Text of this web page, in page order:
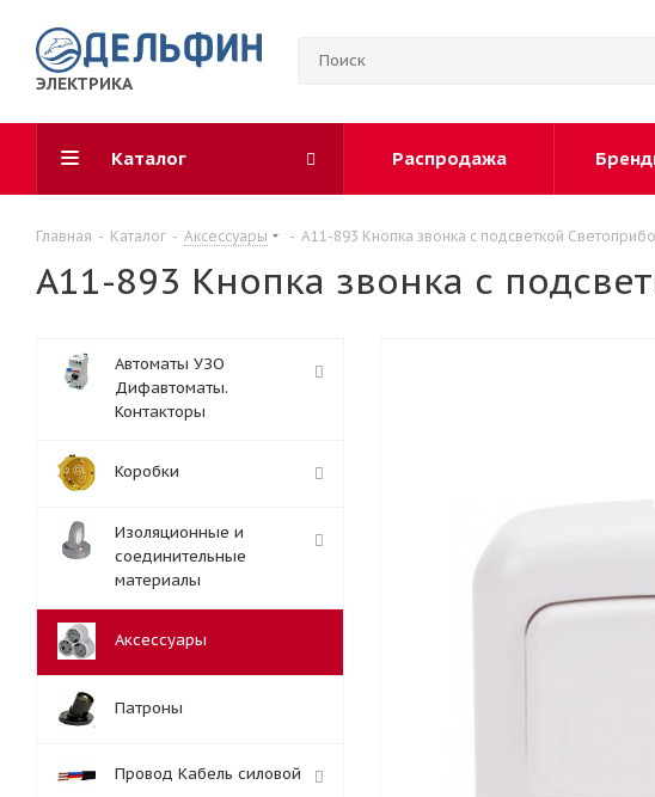
ЭЛЕКТРИКА
Каталог Распродажа
Главная - Каталог - Аксессуары - А11-893 Кнопка звонка с подсветкой
А11-893 Кнопка звонка с
Автоматы УЗО
Дифавтоматы.
Контакторы
Коробки
Изоляционные и
соединительные
материалы
Аксессуары
Патроны
Провод Кабель силовой